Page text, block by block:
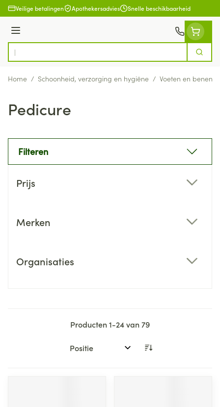
Ga naar de inhoud
Veilige betalingen Apothekersadvies Snelle beschikbaarheid
Menu
Product, merk, categorie...
Zoek
Home / Schoonheid, verzorging en hygiëne / Voeten en benen
Pedicure
Filteren
Prijs
Merken
Organisaties
Producten1-24van79
Sorteer op: